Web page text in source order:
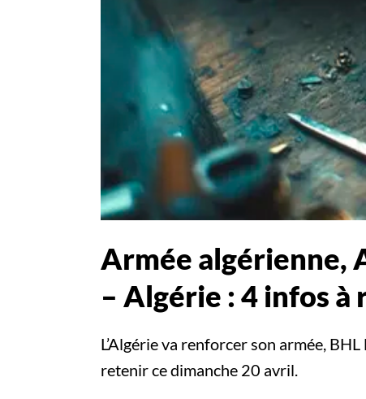
Armée algérienne,
– Algérie : 4 infos à
L’Algérie va renforcer son armée,
retenir ce dimanche 20 avril.